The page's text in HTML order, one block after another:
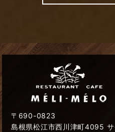
〒690-0823
島根県松江市西川津町4095